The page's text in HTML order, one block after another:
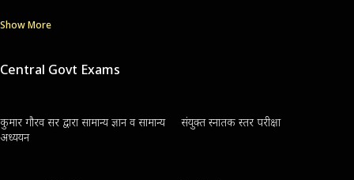
Show More
Central Govt Exams
कुमार गौरव सर द्वारा सामान्य ज्ञान व सामान्य
अध्ययन
संयुक्त स्नातक स्तर परीक्षा